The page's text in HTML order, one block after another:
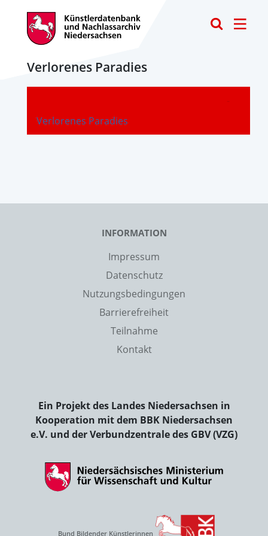
Verlorenes Paradies
Verlorenes Paradies
-
INFORMATION
Impressum
Datenschutz
Nutzungsbedingungen
Barrierefreiheit
Teilnahme
Kontakt
Ein Projekt des Landes Niedersachsen in
Kooperation mit dem BBK Niedersachsen
e.V. und der Verbundzentrale des GBV (VZG)
Bund Bildender Künstlerinnen